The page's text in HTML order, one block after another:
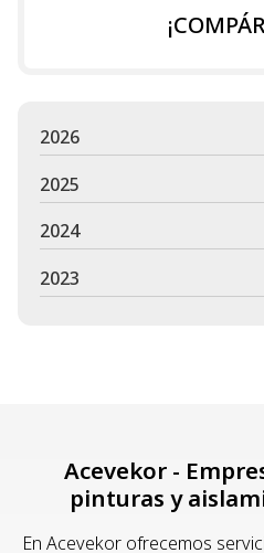
2026
2025
2024
2023
Acevekor -
pinturas y
En Acevekor ofrecemos